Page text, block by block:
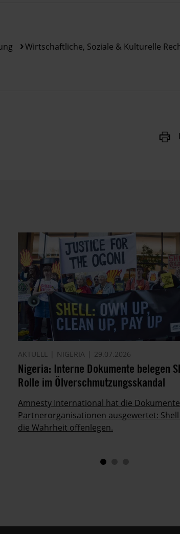
Wirtschaftliche, Soziale & Kulturelle
AKTUELL NIGERIA 29.07.2026
Nigeria: Interne Dokumente belegen
Rolle im Ölverschmutzungsskandal
Amnesty International hat die
Partnerorganisationen ausgewertet:
die Wahrheit offenlegen.